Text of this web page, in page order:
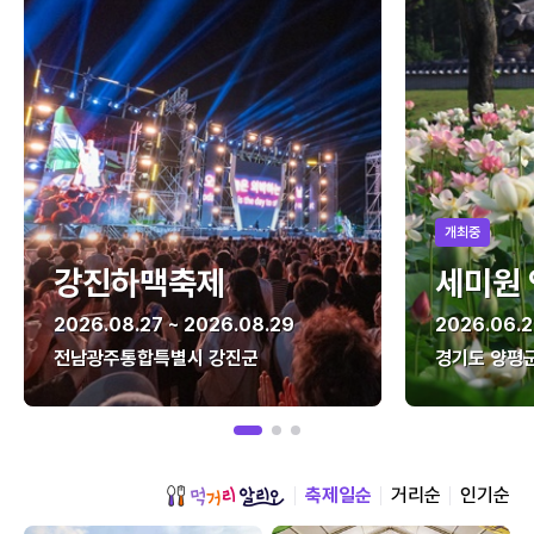
강진하맥축제
2026.08.27 ~ 2026.08.29
전남광주통합특별시 강진군
개최중
세미원
경기도 양평
축제일순 거리순 인기순